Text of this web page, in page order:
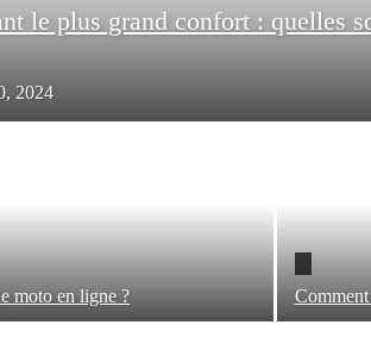
le plus grand confort : quelles
2024
moto en ligne ?